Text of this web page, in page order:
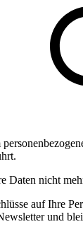
Daten nicht
auf Ihre
und